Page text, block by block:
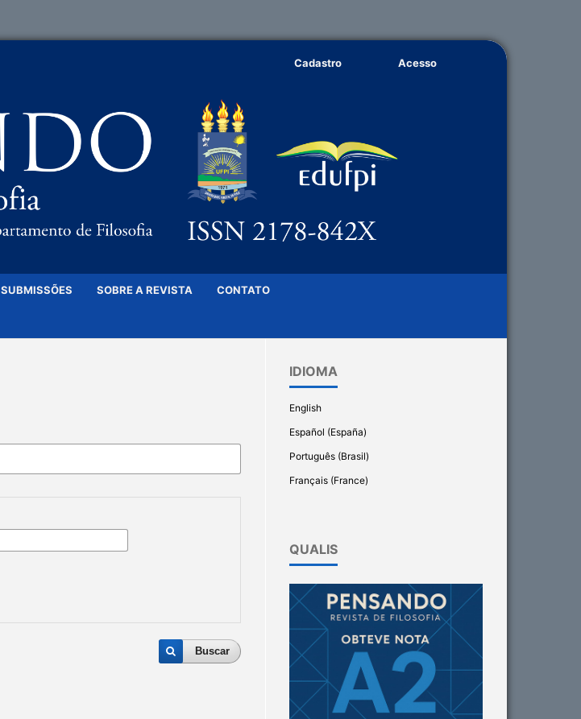
SUBMISSÕES SOBRE A REVISTA CONTATO
Cadastro Acesso
Buscar
IDIOMA
English
Español (España)
Português (Brasil)
Français (France)
QUALIS